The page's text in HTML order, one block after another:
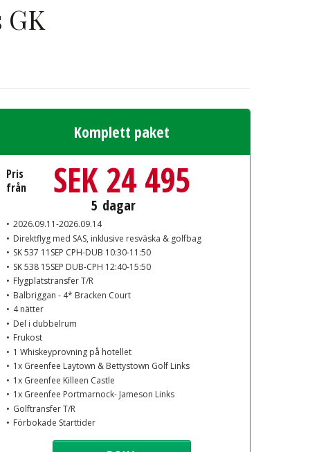
Komplett paket
Pris
från
SEK 24 495
5 dagar
2026.09.11-2026.09.14
Direktflyg med SAS, inklusive resväska & golfbag
SK 537 11SEP CPH-DUB 10:30-11:50
SK 538 15SEP DUB-CPH 12:40-15:50
Flygplatstransfer T/R
Balbriggan - 4* Bracken Court
4 nätter
Del i dubbelrum
Frukost
1 Whiskeyprovning på hotellet
1x Greenfee Laytown & Bettystown Golf Links
1x Greenfee Killeen Castle
1x Greenfee Portmarnock- Jameson Links
Golftransfer T/R
Förbokade Starttider